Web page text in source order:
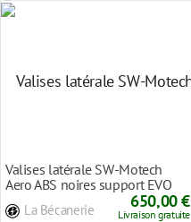
Valises latérale SW-Motech
Aero ABS noires support EVO
La Bécanerie 650,00 €
Livraison gratuite